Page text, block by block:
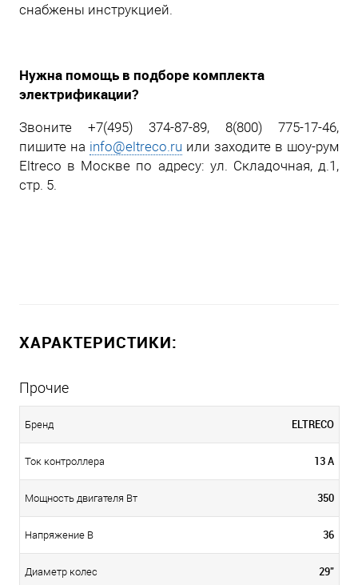
снабжены инструкцией.
Нужна помощь в подборе комплекта
электрификации?
Звоните +7(495) 374-87-89, 8(800) 775-17-46,
пишите на info@eltreco.ru или заходите в шоу-рум
Eltreco в Москве по адресу: ул. Складочная, д.1,
стр. 5.
ХАРАКТЕРИСТИКИ:
Прочие
Бренд ELTRECO
Ток контроллера 13 A
Мощность двигателя Вт 350
Напряжение В 36
Диаметр колес 29"